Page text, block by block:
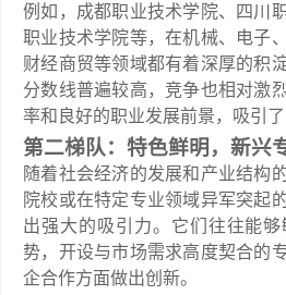
例如，成都职业技术学院、四川
职业技术学院等，在机械、电子
财经商贸等领域都有着深厚的积
分数线普遍较高，竞争也相对激
率和良好的职业发展前景，吸引了
第二梯队：特色鲜明，新兴
随着社会经济的发展和产业结构
院校或在特定专业领域异军突起
出强大的吸引力。它们往往能
势，开设与市场需求高度契合的
企合作方面做出创新。